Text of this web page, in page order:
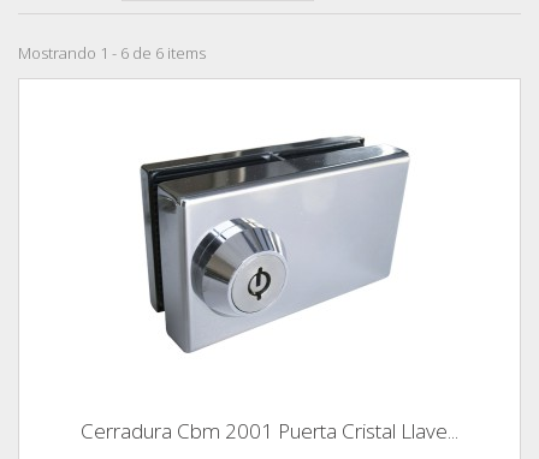
Mostrando 1 - 6 de 6 items
Cerradura Cbm 2001 Puerta Cristal Llave...